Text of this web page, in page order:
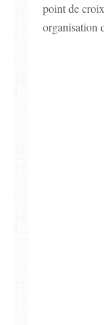
point de
organisation